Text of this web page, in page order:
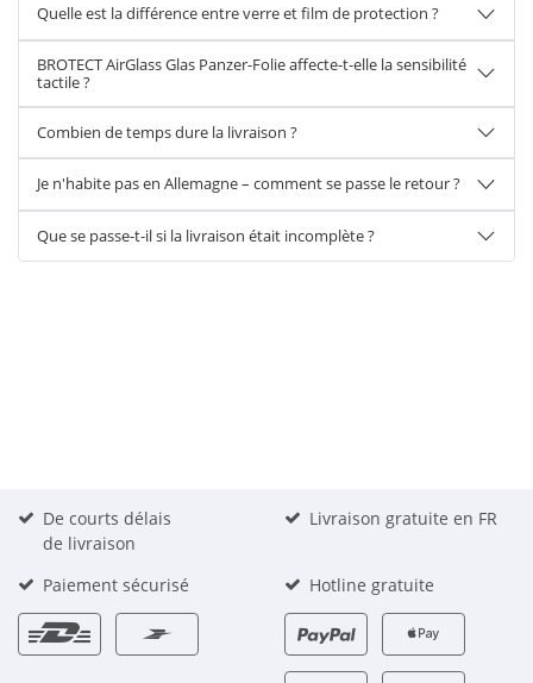
Quelle est la différence entre verre et film de protection ?
BROTECT AirGlass Glas Panzer-Folie affecte-t-elle la sensibilité
tactile ?
Combien de temps dure la livraison ?
Je n'habite pas en Allemagne – comment se passe le retour ?
Que se passe-t-il si la livraison était incomplète ?
De courts délais
de livraison
Livraison gratuite en FR
Paiement sécurisé Hotline gratuite